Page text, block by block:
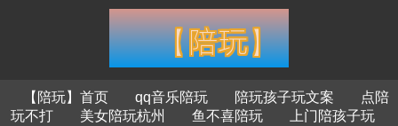
【陪玩】首页 qq音乐陪玩 陪玩孩子玩文案
点陪
玩不打
美女陪玩杭州 鱼不喜陪玩
上门陪孩子玩